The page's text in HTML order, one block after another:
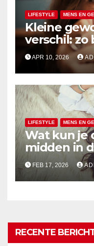
LIFESTYLE MENS EN
Kleine
verschil: zo
rust in je
APR 10, 2026
LIFESTYLE MENS EN
Wat kun je
midden in
wordt?
FEB 17, 2026
RECENTE